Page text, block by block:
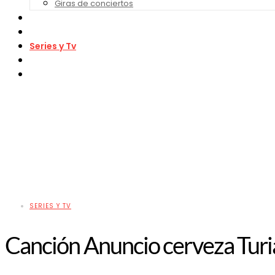
Giras de conciertos
Series y Tv
SERIES Y TV
Canción Anuncio cerveza